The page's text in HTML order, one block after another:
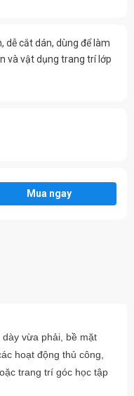
dễ cắt dán, dùng để làm
và vật dụng trang trí lớp
Mua ngay
vừa phải, bề mặt
hoạt động thủ công,
trang trí góc học tập